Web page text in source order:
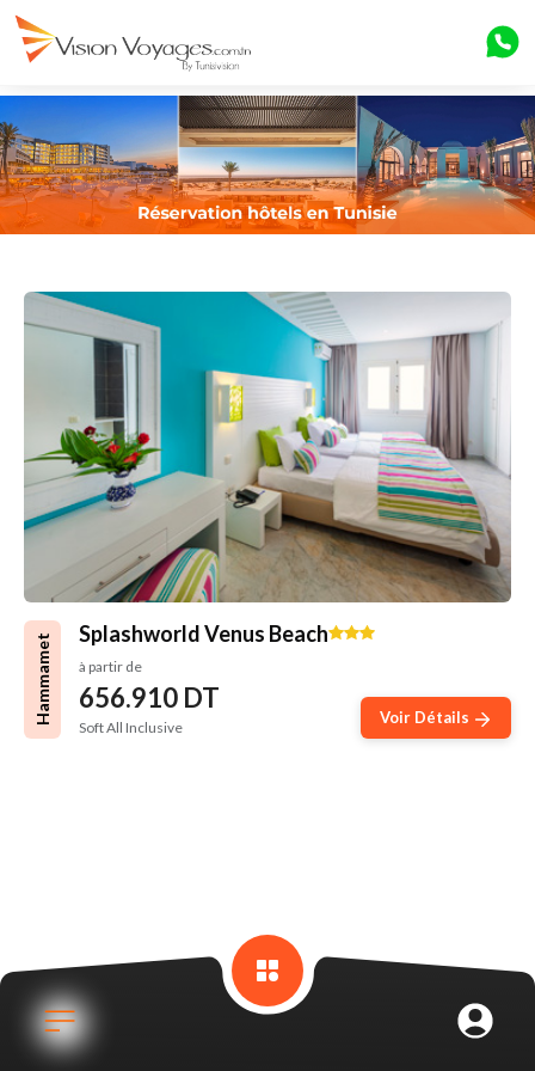
Hammamet Splashworld Venus Beach
à partir de
656.910 DT
Soft All Inclusive
Voir Détails